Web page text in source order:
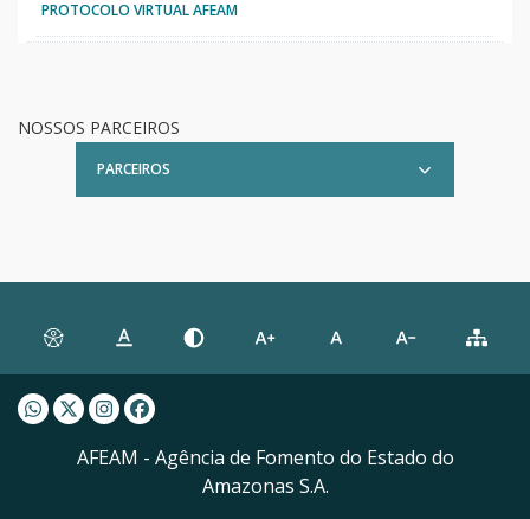
PROTOCOLO VIRTUAL AFEAM
NOSSOS PARCEIROS
PARCEIROS
Whatsapp AFEAM
Twitter AFEAM
Instagram AFEAM
Facebook AFEAM
AFEAM - Agência de Fomento do Estado do
Amazonas S.A.